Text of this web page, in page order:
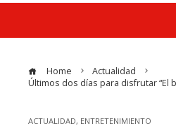
Home
Actualidad
Últimos dos días para disfrutar “El
ACTUALIDAD, ENTRETENIMIENTO